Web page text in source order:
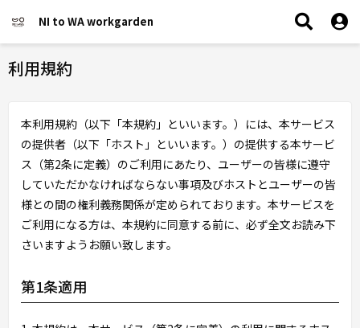
NI to WA workgarden
利用規約
本利用規約（以下「本規約」といいます。）には、本サービス
の提供者（以下「ホスト」といいます。）の提供する本サービ
ス（第2条に定義）のご利用にあたり、ユーザーの皆様に遵守
していただかなければならない事項及びホストとユーザーの皆
様との間の権利義務関係が定められております。本サービスを
ご利用になる方は、本規約に同意する前に、必ず全文お読み下
さいますようお願い致します。
第1条適用